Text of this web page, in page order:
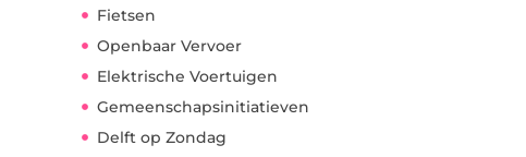
Fietsen
Openbaar Vervoer
Elektrische Voertuigen
Gemeenschapsinitiatieven
Delft op Zondag